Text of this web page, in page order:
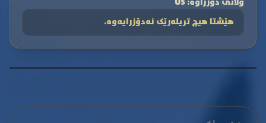
هێشتا هیچ تریلەرێک نەدۆزرایەوە.